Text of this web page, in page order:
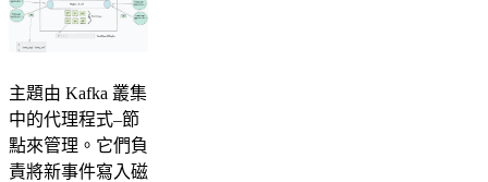
主題由 Kafka 叢集
中的代理程式–節
點來管理。它們負
責將新事件寫入磁